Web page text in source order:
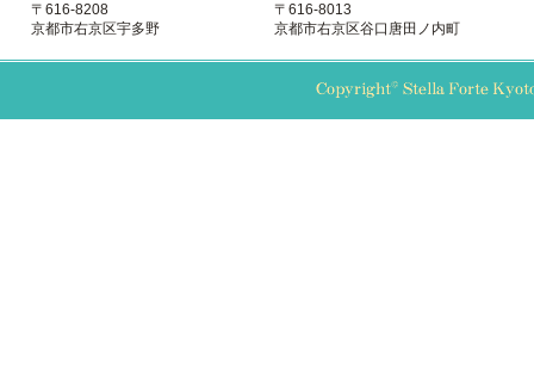
〒616-8208
京都市右京区宇多野
〒616-8013
京都市右京区谷口唐田ノ内町